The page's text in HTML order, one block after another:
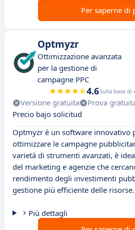
Per saperne di
Optmyzr
Ottimizzazione avanzata
per la gestione di
campagne PPC
4.6Sulla base di
Versione gratuita Prova
Precio bajo solicitud
Optmyzr è un software innovativo
ottimizzare le campagne
varietà di strumenti avanzati, è
del marketing e agenzie che
rendimento degli investimenti
gestione più efficiente delle risorse.
Più dettagli